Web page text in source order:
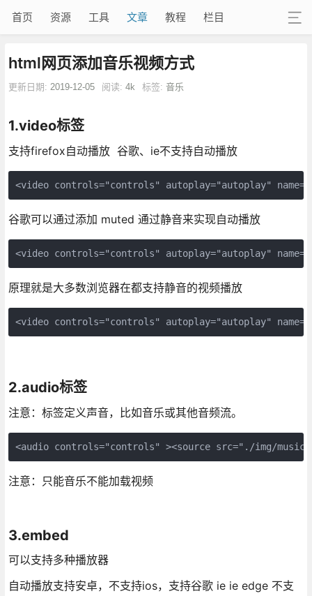
首页 资源 工具 文章 教程 栏目
html网页添加音乐视频方式
更新日期: 2019-12-05 阅读: 4k 标签: 音乐
1.video标签
支持firefox自动播放 谷歌、ie不支持自动播放
<video controls="controls" autoplay="autoplay"
谷歌可以通过添加 muted 通过静音来实现自动播放
<video controls="controls" autoplay="autoplay"
原理就是大多数浏览器在都支持静音的视频播放
<video controls="controls" autoplay="autoplay"
2.audio标签
注意：标签定义声音，比如音乐或其他音频流。
<audio controls="controls" ><source src="./img/
注意：只能音乐不能加载视频
3.embed
可以支持多种播放器
自动播放支持安卓，不支持ios，支持谷歌 ie ie edge 不支